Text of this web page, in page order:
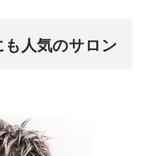
も人気のサロン